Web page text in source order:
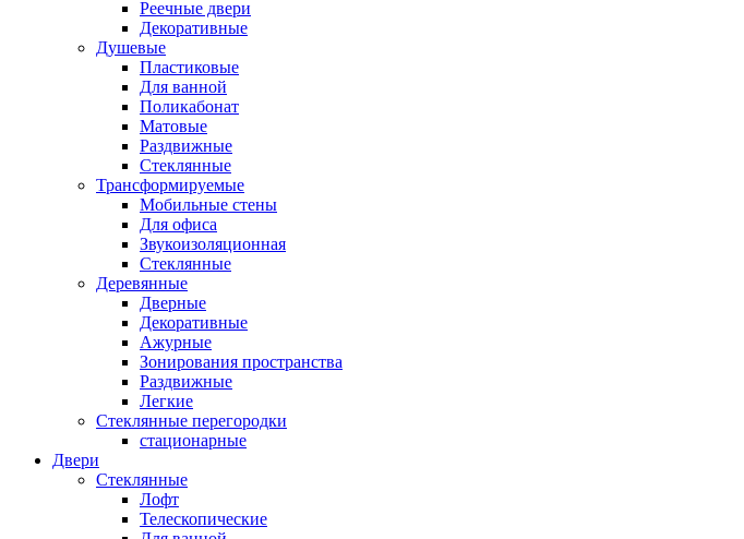
Реечные двери
Декоративные
Душевые
Пластиковые
Для ванной
Поликабонат
Матовые
Раздвижные
Стеклянные
Трансформируемые
Мобильные стены
Для офиса
Звукоизоляционная
Стеклянные
Деревянные
Дверные
Декоративные
Ажурные
Зонирования пространства
Раздвижные
Легкие
Стеклянные перегородки
стационарные
Двери
Стеклянные
Лофт
Телескопические